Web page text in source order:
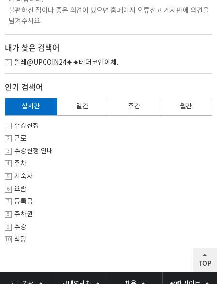
불편하신 점이나 좋은 의견이 있으면 홈페이지 오류신고 게시판에 의견을
남겨주세요.
내가 찾은 검색어
1 텔레@UPCOIN24⯌⯌테더코인이체..
인기 검색어
실시간 일간 주간 월간
1 수강신청
2 근로
3 수강신청 안내
4 주차
5 기숙사
6 요람
7 등록금
8 주차권
9 수강
10 식당
TOP